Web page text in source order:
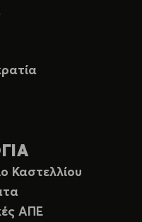
Καστελλίου
ΑΠΕ